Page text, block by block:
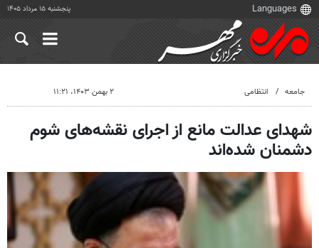
پنجشنبه ۱۵ مرداد ۱۴۰۵
جامعه انتظامی ۲ بهمن ۱۴۰۳، ۱۱:۲۱
شهدای عدالت مانع از اجرای نقشه‌های شوم
دشمنان شده‌اند